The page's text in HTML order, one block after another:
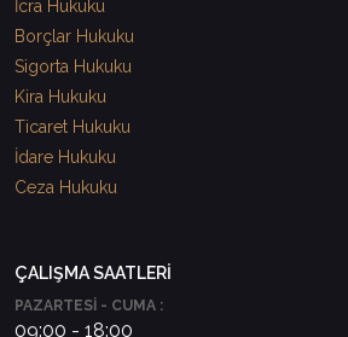
İcra Hukuku
Borçlar Hukuku
Sigorta Hukuku
Kira Hukuku
Ticaret Hukuku
İdare Hukuku
Ceza Hukuku
ÇALIŞMA SAATLERİ
PAZARTESİ - CUMA :
09:00 - 18:00